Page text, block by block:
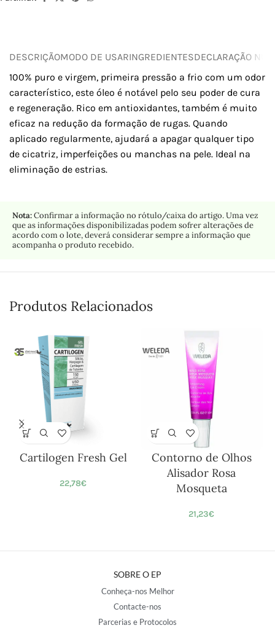
DESCRIÇÃOMODO DE USARINGREDIENTESDECLARAÇÃO
100% puro e virgem, primeira pressão a frio com um odor
característico, este óleo é notável pelo seu poder de cura
e regeneração. Rico em antioxidantes, também é muito
eficaz na redução da formação de rugas. Quando
aplicado regularmente, ajudará a apagar qualquer tipo
de cicatriz, imperfeições ou manchas na pele. Ideal na
eliminação de estrias.
Nota:Confirmar a informação no rótulo/caixa do artigo. Uma vez
que as informações disponibilizadas podem sofrer alterações de
acordo com o lote, deverá considerar sempre a informação que
acompanha o produto recebido.
Produtos Relacionados
Cartilogen Fresh Gel
22,78€
Contorno de Olhos
Alisador Rosa
Mosqueta
21,23€
SOBRE O EP
Conheça-nos Melhor
Contacte-nos
Parcerias e Protocolos